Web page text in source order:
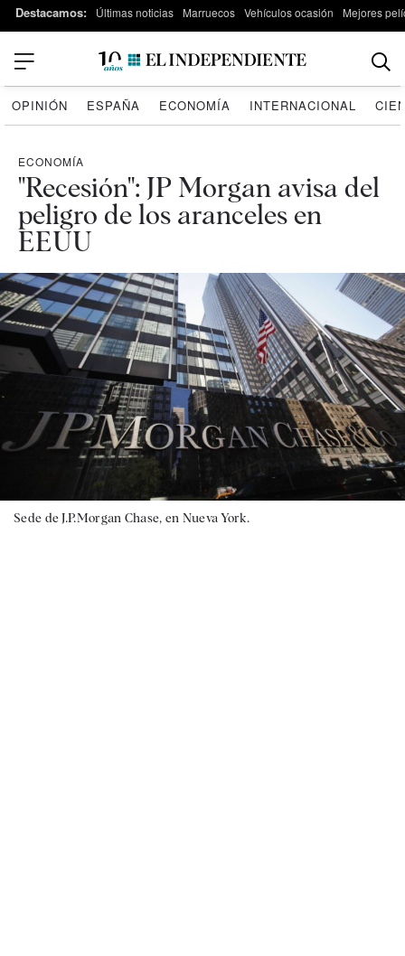
Destacamos: Últimas noticias Marruecos Vehículos ocasión Mejores
OPINIÓN ESPAÑA ECONOMÍA INTERNACIONAL
ECONOMÍA
"Recesión": JP Morgan avisa del
peligro de los aranceles en
EEUU
Sede de J.P.Morgan Chase, en Nueva York.